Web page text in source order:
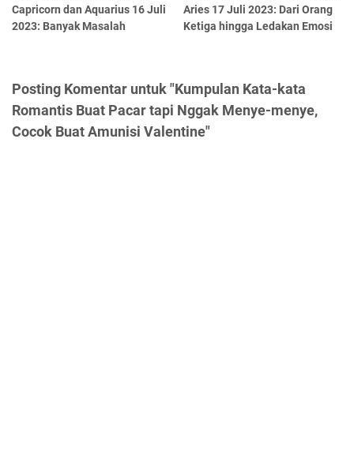
Capricorn dan Aquarius 16 Juli
2023: Banyak Masalah
Aries 17 Juli 2023: Dari Orang
Ketiga hingga Ledakan Emosi
Posting Komentar untuk "Kumpulan Kata-kata
Romantis Buat Pacar tapi Nggak Menye-menye,
Cocok Buat Amunisi Valentine"